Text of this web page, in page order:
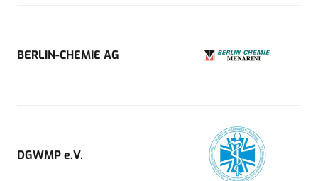
BERLIN-CHEMIE AG
DGWMP e.V.